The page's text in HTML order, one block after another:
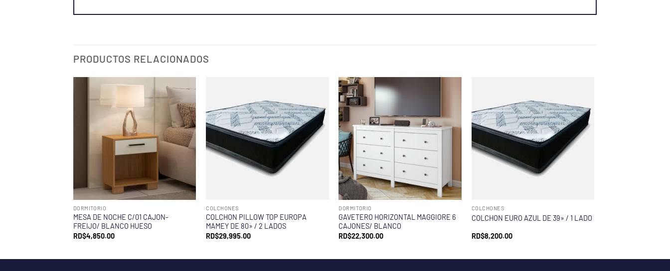
PRODUCTOS RELACIONADOS
DORMITORIO
MESA DE NOCHE C/01 CAJON-
FREIJO/ BLANCO HUESO
RD$4,850.00
COLCHONES
COLCHON PILLOW TOP EUROPA
MAMEY DE 80» / 2 LADOS
RD$29,995.00
DORMITORIO
GAVETERO HORIZONTAL MAGGIORE 6
CAJONES/ BLANCO
RD$22,300.00
COLCHONES
COLCHON EURO AZUL DE 39» / 1 LADO
RD$8,200.00